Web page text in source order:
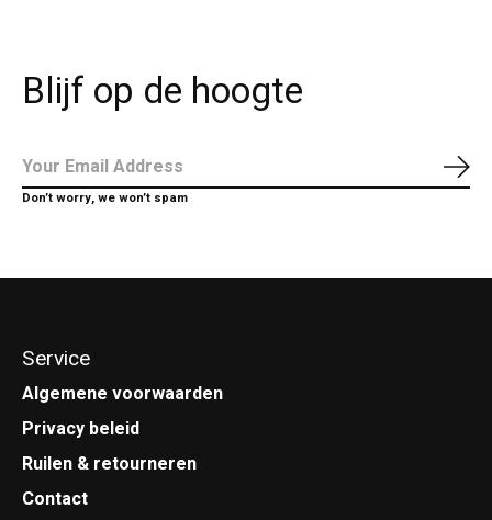
Blijf op de hoogte
Don’t worry, we won’t spam
Service
Algemene voorwaarden
Privacy beleid
Ruilen & retourneren
Contact